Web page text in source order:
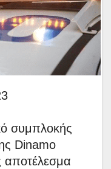
συμπλοκής
Dinamo
αποτέλεσμα